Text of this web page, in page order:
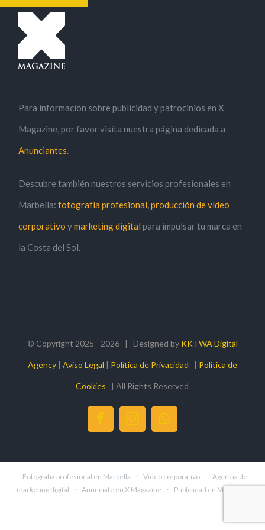
Saltar
contenido
Para información sobre publicidad y patrocinios en X
Magazine, por favor visita nuestra página dedicada a
Anunciantes.
Descubre también nuestros servicios profesionales en
Marbella:fotografía profesional,producción de vídeo
corporativo ymarketing digital para impulsar tu marca en
la Costa del Sol.
© Copyright 2025 - 2026 | Designed by KKTWA Digital
Agency| Aviso Legal | Política de Privacidad | Politica de
Cookies | All Rights Reserved
Fotografia profesional en Marbella · Video corporativo ·
Agencia de
marketing digital
· Anunciate en X Magazine · Publicidad en Marbella